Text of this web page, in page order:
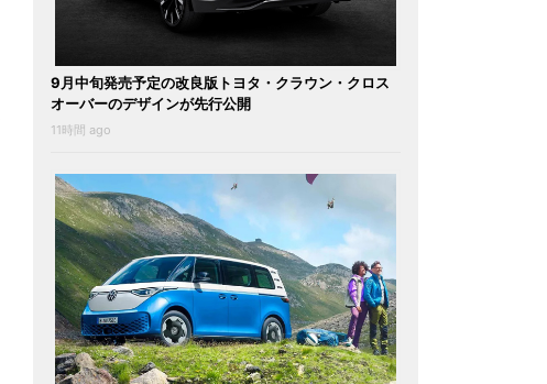
9月中旬発売予定の改良版トヨタ・クラウン・クロス
オーバーのデザインが先行公開
11時間 ago